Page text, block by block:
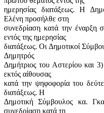
ημερησίας διατάξεως. Η
Ελένη προσήλθε στη
συνεδρίαση κατά την έναρξη
εντός της ημερησίας
διατάξεως. Οι Δημοτικοί
Δημητρός
Δημήτριος του Αστερίου και
εκτός αίθουσας
κατά την ψηφοφορία του
διατάξεως. Η
Δημοτική Σύμβουλος κα.
συνεδρίαση κατά τη